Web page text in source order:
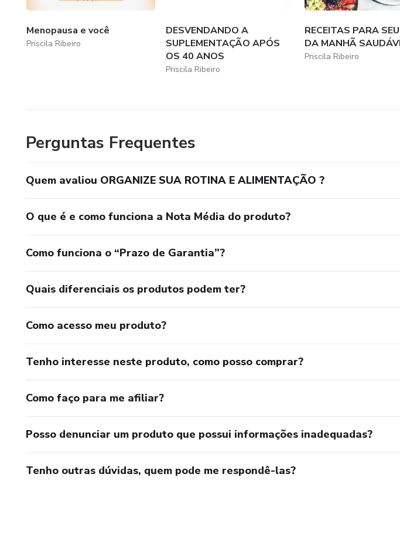
Menopausa e você
Priscila Ribeiro
DESVENDANDO A
SUPLEMENTAÇÃO APÓS
OS 40 ANOS
Priscila Ribeiro
RECEITAS PARA
DA MANHÃ
Priscila Ribeiro
Perguntas Frequentes
Quem avaliou ORGANIZE SUA ROTINA E ALIMENTAÇÃO ?
O que é e como funciona a Nota Média do produto?
Como funciona o “Prazo de Garantia”?
Quais diferenciais os produtos podem ter?
Como acesso meu produto?
Tenho interesse neste produto, como posso comprar?
Como faço para me afiliar?
Posso denunciar um produto que possui informações inadequadas?
Tenho outras dúvidas, quem pode me respondê-las?